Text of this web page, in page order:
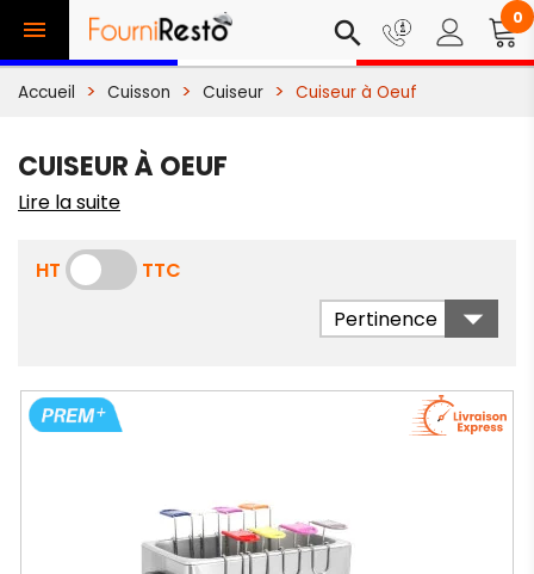
 search 0
Accueil Cuisson Cuiseur Cuiseur à Oeuf
CUISEUR À OEUF
Lire la suite
HT
TTC
Pertinence
